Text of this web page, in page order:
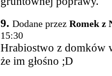
9. Dodane przez Romek z
15:30
Hrabiostwo z domków
że im głośno ;D